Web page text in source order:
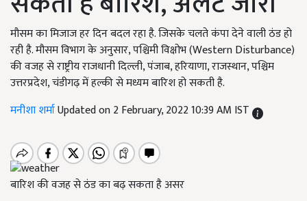
मौसम का मिजाज हर दिन बदल रहा है. जिसके चलते कंपा देने वाली ठंड हो
रही है. मौसम विभाग के अनुसार, पश्चिमी विक्षोभ (Western Disturbance)
की वजह से राष्ट्रीय राजधानी दिल्ली, पंजाब, हरियाणा, राजस्थान, पश्चिम
उत्तरप्रदेश, चंडीगढ़ में हल्की से मध्यम बारिश हो सकती है.
मनीशा शर्माUpdated on 2 February, 2022 10:39 AM IST
बारिश की वजह से ठंड का बढ़ सकता है असर